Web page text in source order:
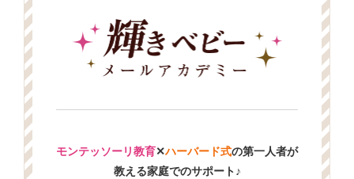
モンテッソーリ教育✕ハーバード式の第一人者が
教える家庭でのサポート♪